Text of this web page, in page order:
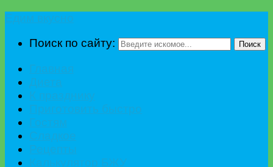
Поиск по сайту:
Поиск